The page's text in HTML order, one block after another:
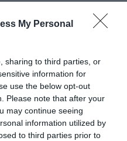
My Personal
sharing to third parties, or
information for
use the below opt-out
Please note that after your
may continue seeing
information utilized by
to third parties prior to
cél a 3 csillagos
Liget eredeti funkcióját
még számos akadályt
arról a polgármester
az energiaválság,